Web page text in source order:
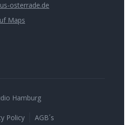
osterrade.de
Maps
Hamburg
Policy AGB´s